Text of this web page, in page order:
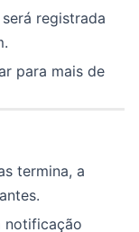
registrada
para mais de
termina, a
notificação